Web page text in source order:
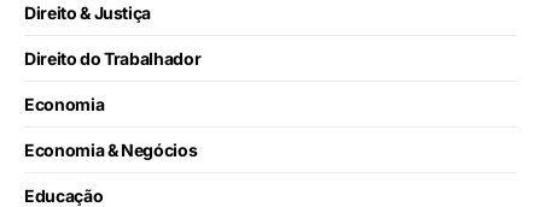
Direito & Justiça
Direito do Trabalhador
Economia
Economia & Negócios
Educação